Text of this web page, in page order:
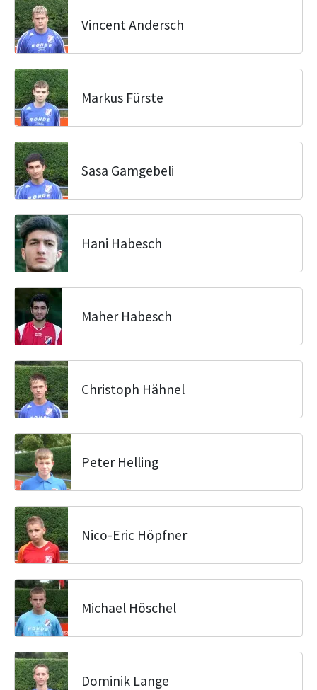
Vincent Andersch
Markus Fürste
Sasa Gamgebeli
Hani Habesch
Maher Habesch
Christoph Hähnel
Peter Helling
Nico-Eric Höpfner
Michael Höschel
Dominik Lange